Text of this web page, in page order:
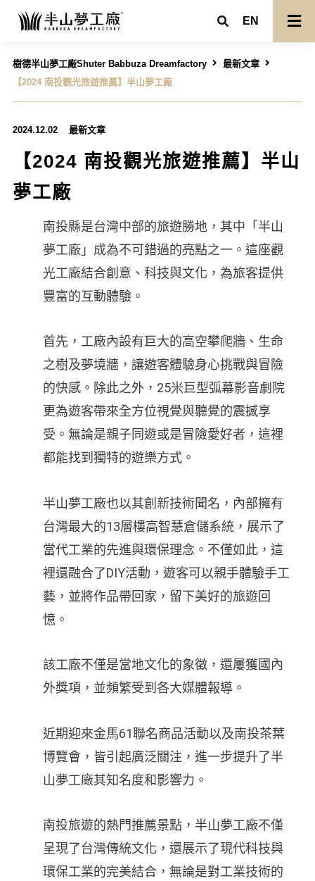
EN
樹德半山夢工廠Shuter Babbuza Dreamfactory
最新文章
【2024 南投觀光旅遊推薦】半山夢工廠
2024.12.02 最新文章
【2024 南投觀光旅遊推薦】半山
夢工廠
南投縣是台灣中部的旅遊勝地，其中「半山
夢工廠」成為不可錯過的亮點之一。這座觀
光工廠結合創意、科技與文化，為旅客提供
豐富的互動體驗。
首先，工廠內設有巨大的高空攀爬牆、生命
之樹及夢境牆，讓遊客體驗身心挑戰與冒險
的快感。除此之外，25米巨型弧幕影音劇院
更為遊客帶來全方位視覺與聽覺的震撼享
受。無論是親子同遊或是冒險愛好者，這裡
都能找到獨特的遊樂方式。
半山夢工廠也以其創新技術聞名，內部擁有
台灣最大的13層樓高智慧倉儲系統，展示了
當代工業的先進與環保理念。不僅如此，這
裡還融合了DIY活動，遊客可以親手體驗手工
藝，並將作品帶回家，留下美好的旅遊回
憶。
該工廠不僅是當地文化的象徵，還屢獲國內
外獎項，並頻繁受到各大媒體報導。
近期迎來金馬61聯名商品活動以及南投茶葉
博覽會，皆引起廣泛關注，進一步提升了半
山夢工廠其知名度和影響力。
南投旅遊的熱門推薦景點，半山夢工廠不僅
呈現了台灣傳統文化，還展示了現代科技與
環保工業的完美結合，無論是對工業技術的